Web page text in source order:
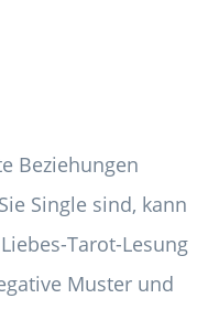
Beziehungen
Single sind, kann
Tarot-Lesung
Muster und